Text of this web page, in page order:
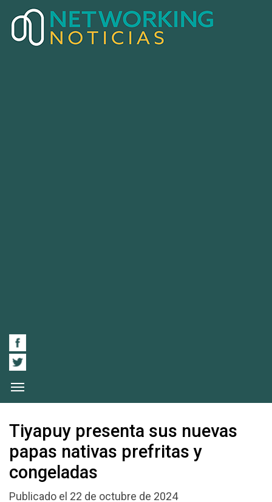
Tiyapuy presenta sus nuevas
papas nativas prefritas y
congeladas
Publicado el 22 de octubre de 2024